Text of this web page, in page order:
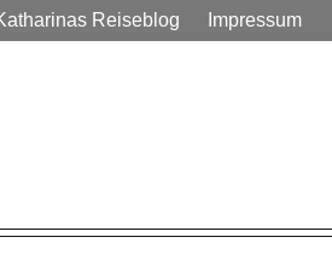
Reiseblog Impressum